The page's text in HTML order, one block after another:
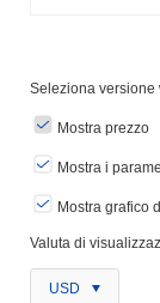
Seleziona versione
Mostra prezzo
Mostra i
Mostra grafico
Valuta di
USD